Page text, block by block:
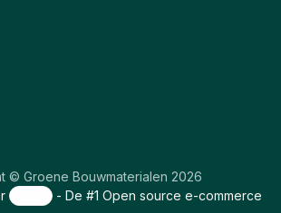
© Groene Bouwmaterialen 2026
- De #1Open source e-commerce